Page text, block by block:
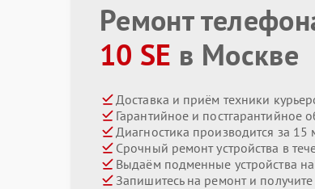
Ремонт
10 SE в Москве
Доставка и приём техники
Гарантийное и постгарантийное
Диагностика производится за 15
Срочный ремонт устройства в
Выдаём подменные устройства
Запишитесь на ремонт и